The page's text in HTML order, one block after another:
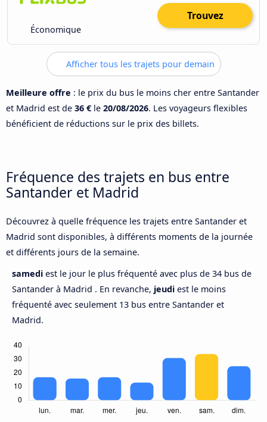
Économique
Trouvez
Afficher tous les trajets pour demain
Meilleure offre : le prix du bus le moins cher entre Santander
et Madrid est de 36 € le 20/08/2026. Les voyageurs flexibles
bénéficient de réductions sur le prix des billets.
Fréquence des trajets en bus entre
Santander et Madrid
Découvrez à quelle fréquence les trajets entre Santander et
Madrid sont disponibles, à différents moments de la journée
et différents jours de la semaine.
samedi est le jour le plus fréquenté avec plus de 34 bus de
Santander à Madrid . En revanche, jeudi est le moins
fréquenté avec seulement 13 bus entre Santander et
Madrid.